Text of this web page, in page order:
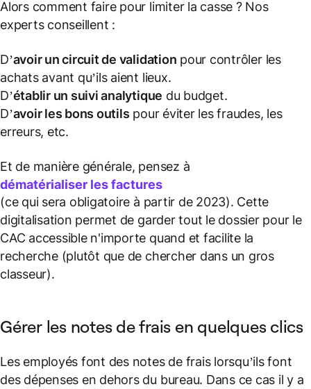
Alors comment faire pour limiter la casse ? Nos
experts conseillent :
D’avoir un circuit de validation pour contrôler les
achats avant qu’ils aient lieux.
D’établir un suivi analytique du budget.
D’avoir les bons outils pour éviter les fraudes, les
erreurs, etc.
Et de manière générale, pensez à
dématérialiser les factures
(ce qui sera obligatoire à partir de 2023). Cette
digitalisation permet de garder tout le dossier pour le
CAC accessible n'importe quand et facilite la
recherche (plutôt que de chercher dans un gros
classeur).
Gérer les notes de frais en quelques clics
Les employés font des notes de frais lorsqu’ils font
des dépenses en dehors du bureau. Dans ce cas il y a